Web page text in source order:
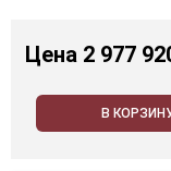
Цена 2 977
В